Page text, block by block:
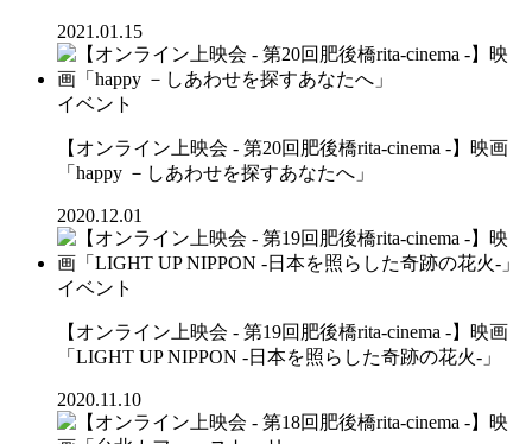
2021.01.15
イベント
【オンライン上映会 - 第20回肥後橋rita-cinema -】映画
「happy －しあわせを探すあなたへ」
2020.12.01
イベント
【オンライン上映会 - 第19回肥後橋rita-cinema -】映画
「LIGHT UP NIPPON -日本を照らした奇跡の花火-」
2020.11.10